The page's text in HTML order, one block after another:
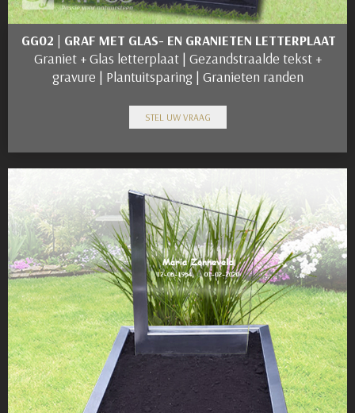
GG02 | GRAF MET GLAS- EN GRANIETEN LETTERPLAAT
Graniet + Glas letterplaat | Gezandstraalde tekst +
gravure | Plantuitsparing | Granieten randen
STEL UW VRAAG